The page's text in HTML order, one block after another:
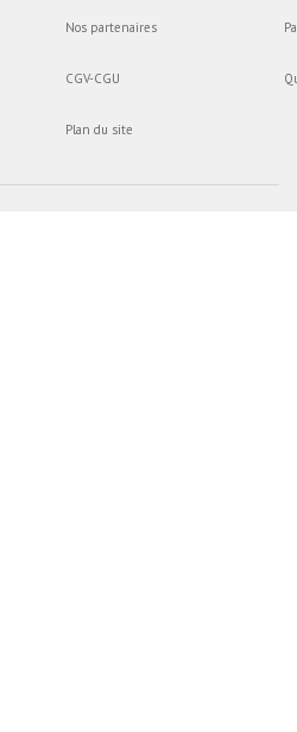
Nos partenaires
CGV-CGU
Plan du site